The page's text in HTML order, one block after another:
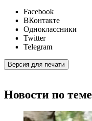
Facebook
ВКонтакте
Одноклассники
Twitter
Telegram
Версия для печати
Новости по теме